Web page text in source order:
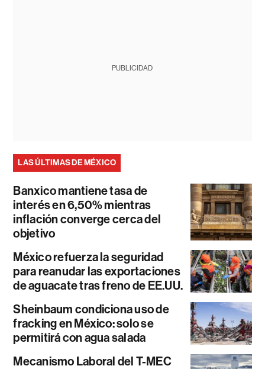
PUBLICIDAD
LAS ÚLTIMAS DE MÉXICO
Banxico mantiene tasa de
interés en 6,50% mientras
inflación converge cerca del
objetivo
México refuerza la seguridad
para reanudar las exportaciones
de aguacate tras freno de EE.UU.
Sheinbaum condiciona uso de
fracking en México: solo se
permitirá con agua salada
Mecanismo Laboral del T-MEC